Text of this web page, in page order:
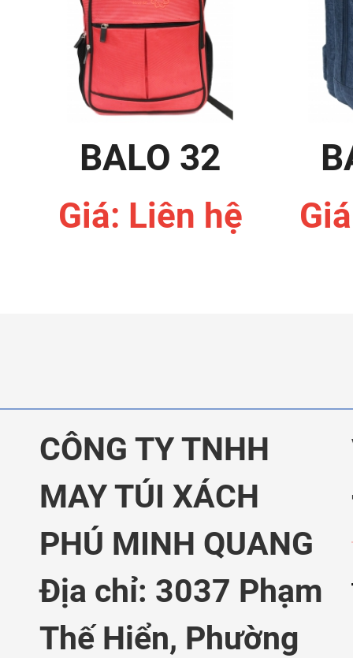
BALO 32
Giá: Liên hệ
CÔNG TY TNHH
MAY TÚI XÁCH
PHÚ MINH QUANG
Địa chỉ: 3037 Phạm
Thế Hiển, Phường